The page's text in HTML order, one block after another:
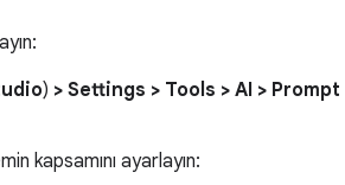
) > Settings > Tools > AI >
kapsamını ayarlayın: